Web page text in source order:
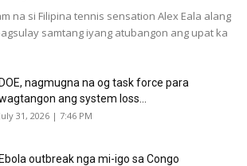
na si Filipina tennis sensation Alex Eala alang
samtang iyang atubangon ang upat ka
DOE, nagmugna na og task force para
ang system loss...
July 31, 2026 | 7:46 PM
Ebola outbreak nga mi-igo sa Congo